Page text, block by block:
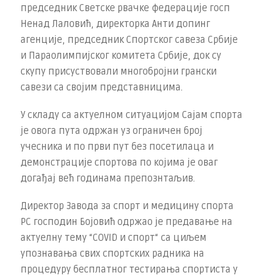
председник Светске рвачке федерације госп
Ненад Лаловић, директорка Анти допинг
агенције, председник Спортског савеза Србије
и Параолимпијског комитета Србије, док су
скупу присуствовали многобројни грански
савези са својим представницима.
У складу са актуелном ситуацијом Сајам спорта
је овога пута одржан уз ограничен број
учесника и по први пут без посетилаца и
демонстрације спортова по којима је оваг
догађај већ годинама препознтаљив.
Директор Завода за спорт и медицину спорта
РС господин Бојовић одржао је предавање на
актуелну тему “COVID и спорт“ са циљем
упознавања свих спортских радника на
процедуру бесплатног тестирања спортиста у